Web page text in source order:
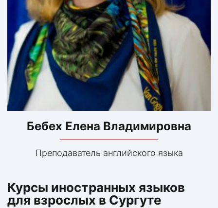
Бебех Елена Владимировна
Преподаватель английского языка
Курсы иностранных языков
для взрослых в Сургуте